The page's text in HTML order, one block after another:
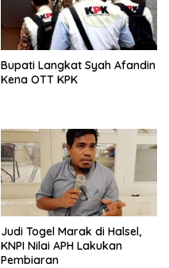
Bupati Langkat Syah Afandin
Kena OTT KPK
Judi Togel Marak di Halsel,
KNPI Nilai APH Lakukan
Pembiaran